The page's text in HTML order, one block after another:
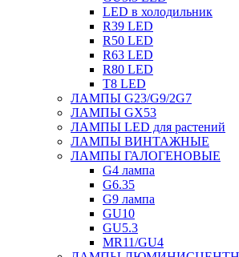
LED в холодильник
R39 LED
R50 LED
R63 LED
R80 LED
T8 LED
ЛАМПЫ G23/G9/2G7
ЛАМПЫ GX53
ЛАМПЫ LED для растений
ЛАМПЫ ВИНТАЖНЫЕ
ЛАМПЫ ГАЛОГЕНОВЫЕ
G4 лампа
G6.35
G9 лампа
GU10
GU5.3
MR11/GU4